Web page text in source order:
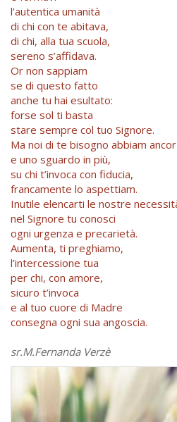
l’autentica umanità
di chi con te abitava,
di chi, alla tua scuola,
sereno s’affidava.
Or non sappiam
se di questo fatto
anche tu hai esultato:
forse sol ti basta
stare sempre col tuo Signore.
Ma noi di te bisogno abbiam ancor
e uno sguardo in più,
su chi t’invoca con fiducia,
francamente lo aspettiam.
Inutile elencarti le nostre
nel Signore tu conosci
ogni urgenza e precarietà.
Aumenta, ti preghiamo,
l’intercessione tua
per chi, con amore,
sicuro t’invoca
e al tuo cuore di Madre
consegna ogni sua angoscia.
sr.M.Fernanda Verzè